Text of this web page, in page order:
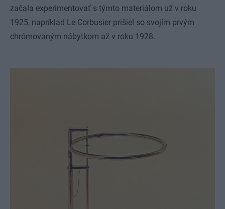
začala experimentovať s týmto materiálom už v roku
1925, napríklad Le Corbusier prišiel so svojím prvým
chrómovaným nábytkom až v roku 1928.